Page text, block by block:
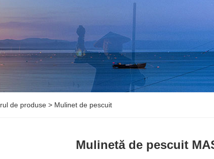
de produse > Mulinet de pescuit
Mulinetă de pescuit